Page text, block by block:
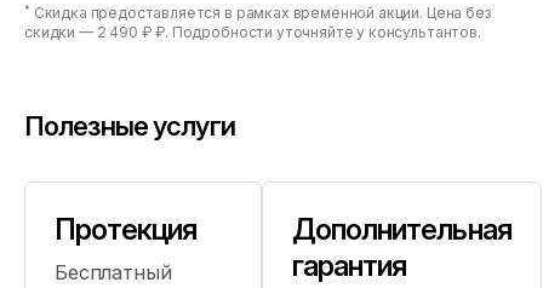
* Скидка предоставляется в рамках временной акции. Цена без
скидки — 2 490 ₽ ₽. Подробности уточняйте у консультантов.
Полезные услуги
Протекция
Бесплатный
Дополнительная
гарантия